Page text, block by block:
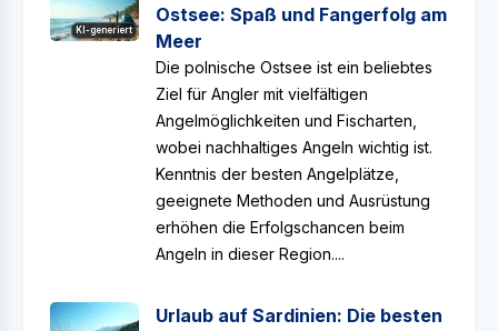
KI-generiert
Ostsee: Spaß und Fangerfolg am
Meer
Die polnische Ostsee ist ein beliebtes
Ziel für Angler mit vielfältigen
Angelmöglichkeiten und Fischarten,
wobei nachhaltiges Angeln wichtig ist.
Kenntnis der besten Angelplätze,
geeignete Methoden und Ausrüstung
erhöhen die Erfolgschancen beim
Angeln in dieser Region....
Urlaub auf Sardinien: Die besten